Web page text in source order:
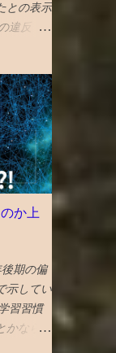
との表示
違反
いて、
ある そ
だが、
のか、
ってい
事作成
正もで
だと思
忘録
困る。
きだっ
トで調
動で巡
か上
期の偏
示してい
習習慣
かならな